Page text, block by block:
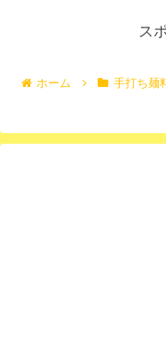
ス
ホーム 手打ち麺